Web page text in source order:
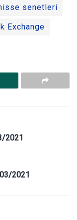
senetleri
Exchange
2021
2021